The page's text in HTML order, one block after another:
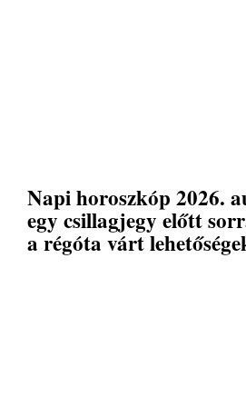
Napi horoszkóp 2026.
egy csillagjegy előtt
a régóta várt